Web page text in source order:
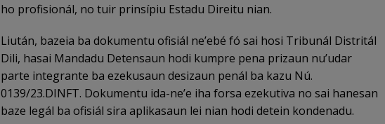
ho profisionál, no tuir prinsípiu Estadu Direitu nian.
Liután, bazeia ba dokumentu ofisiál ne’ebé fó sai hosi Tribunál Distritál
Dili, hasai Mandadu Detensaun hodi kumpre pena prizaun nu’udar
parte integrante ba ezekusaun desizaun penál ba kazu Nú.
0139/23.DINFT. Dokumentu ida-ne’e iha forsa ezekutiva no sai hanesan
baze legál ba ofisiál sira aplikasaun lei nian hodi detein kondenadu.